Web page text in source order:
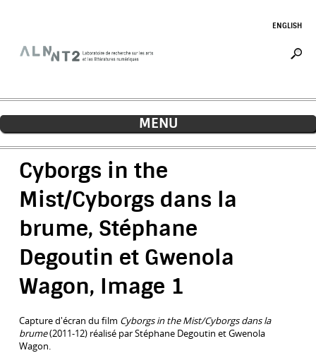
ENGLISH
Cyborgs in the
Mist/Cyborgs dans la
brume, Stéphane
Degoutin et Gwenola
Wagon, Image 1
Capture d'écran du film Cyborgs in the Mist/Cyborgs dans la
brume(2011-12) réalisé par Stéphane Degoutin et Gwenola
Wagon.
MENU